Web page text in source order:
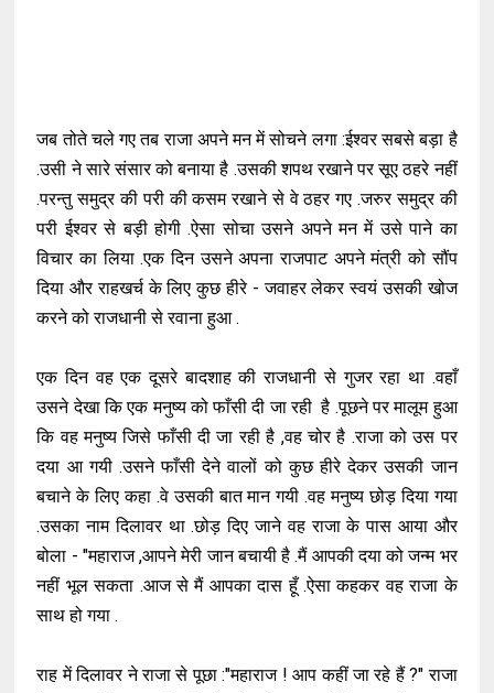
जब तोते चले गए तब राजा अपने मन में सोचने लगा :ईश्वर सबसे बड़ा है
.उसी ने सारे संसार को बनाया है .उसकी शपथ रखाने पर सूए ठहरे नहीं
.परन्तु समुद्र की परी की कसम रखाने से वे ठहर गए .जरुर समुद्र की
परी ईश्वर से बड़ी होगी .ऐसा सोचा उसने अपने मन में उसे पाने का
विचार का लिया .एक दिन उसने अपना राजपाट अपने मंत्री को सौंप
दिया और राहखर्च के लिए कुछ हीरे - जवाहर लेकर स्वयं उसकी खोज
करने को राजधानी से रवाना हुआ .
एक दिन वह एक दूसरे बादशाह की राजधानी से गुजर रहा था .वहाँ
उसने देखा कि एक मनुष्य को फाँसी दी जा रही है .पूछने पर मालूम हुआ
कि वह मनुष्य जिसे फाँसी दी जा रही है ,वह चोर है .राजा को उस पर
दया आ गयी .उसने फाँसी देने वालों को कुछ हीरे देकर उसकी जान
बचाने के लिए कहा .वे उसकी बात मान गयी .वह मनुष्य छोड़ दिया गया
.उसका नाम दिलावर था .छोड़ दिए जाने वह राजा के पास आया और
बोला - "महाराज ,आपने मेरी जान बचायी है .मैं आपकी दया को जन्म भर
नहीं भूल सकता .आज से मैं आपका दास हूँ .ऐसा कहकर वह राजा के
साथ हो गया .
राह में दिलावर ने राजा से पूछा :"महाराज ! आप कहीं जा रहे हैं ?" राजा